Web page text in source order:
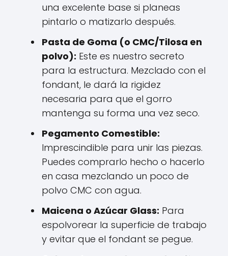
una excelente base si planeas
pintarlo o matizarlo después.
Pasta de Goma (o CMC/Tilosa en
polvo): Este es nuestro secreto
para la estructura. Mezclado con el
fondant, le dará la rigidez
necesaria para que el gorro
mantenga su forma una vez seco.
Pegamento Comestible:
Imprescindible para unir las piezas.
Puedes comprarlo hecho o hacerlo
en casa mezclando un poco de
polvo CMC con agua.
Maicena o Azúcar Glass: Para
espolvorear la superficie de trabajo
y evitar que el fondant se pegue.